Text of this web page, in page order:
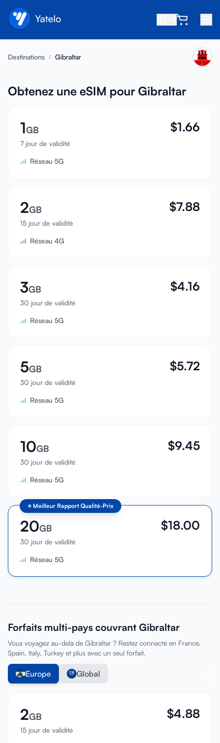
À propos
Parrainer un ami
Devenir affilié
Centre d'aide
Assistance
Compatibilité des appareils
Se connecter
Destinations / Gibraltar
Obtenez une eSIM pour Gibraltar
1GB
7 jour de validité
$1.66
Réseau 5G
2GB
15 jour de validité
$7.88
Réseau 4G
3GB
30 jour de validité
$4.16
Réseau 5G
5GB
30 jour de validité
$5.72
Réseau 5G
10GB
30 jour de validité
$9.45
Réseau 5G
⭐ Meilleur Rapport Qualité-Prix
20GB
30 jour de validité
$18.00
Réseau 5G
Forfaits multi-pays couvrant Gibraltar
Vous voyagez au-delà de Gibraltar ? Restez connecté en France,
Spain, Italy, Turkey et plus avec un seul forfait.
Europe Global
2GB
15 jour de validité
$4.88